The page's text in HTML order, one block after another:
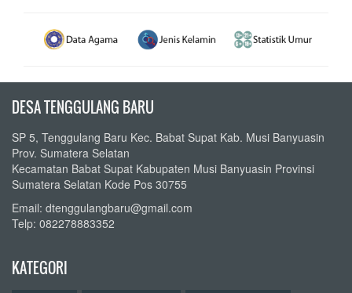
DESA TENGGULANG BARU
SP 5, Tenggulang Baru Kec. Babat Supat Kab. Musi Banyuasin
Prov. Sumatera Selatan
Kecamatan Babat Supat Kabupaten Musi Banyuasin Provinsi
Sumatera Selatan Kode Pos 30755
Email: dtenggulangbaru@gmail.com
Telp: 082278883352
KATEGORI